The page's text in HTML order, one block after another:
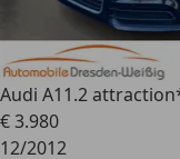
Audi A11.2
€ 3.980
12/2012